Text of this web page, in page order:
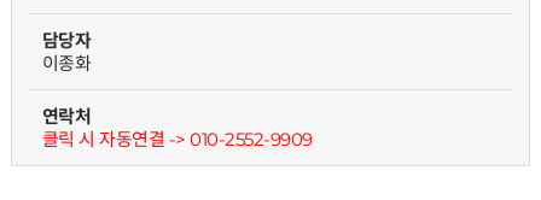
담당자
이종화
연락처
클릭 시 자동연결 -> 010-2552-9909